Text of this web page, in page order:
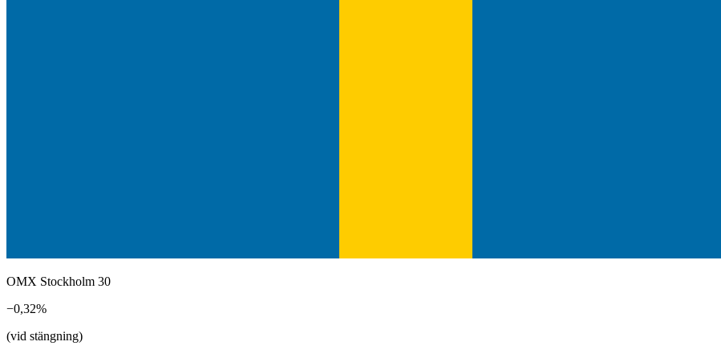
OMX Stockholm 30
−0,32%
(vid stängning)